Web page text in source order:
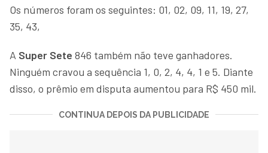
Os números foram os seguintes: 01, 02, 09, 11, 19, 27,
35, 43,
A Super Sete 846 também não teve ganhadores.
Ninguém cravou a sequência 1, 0, 2, 4, 4, 1 e 5. Diante
disso, o prêmio em disputa aumentou para R$ 450 mil.
CONTINUA DEPOIS DA PUBLICIDADE